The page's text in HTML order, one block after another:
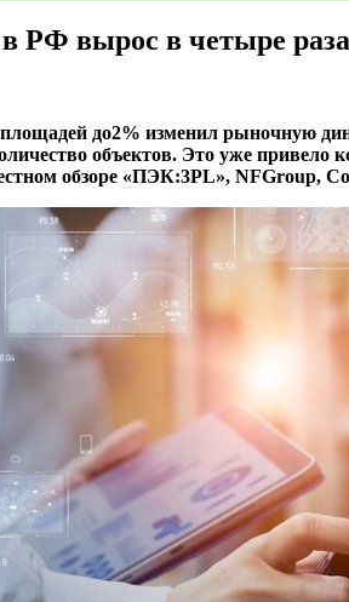
РФ вырос в четыре раза
до2% изменил рыночную
объектов. Это уже
обзоре «ПЭК:3PL», NFGroup,